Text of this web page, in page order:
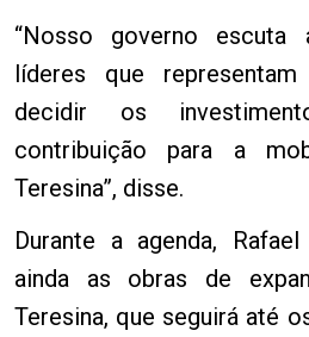
“Nosso governo
líderes que
decidir os
contribuição para a
Teresina”, disse.
Durante a agenda,
ainda as obras de
Teresina, que seguirá até